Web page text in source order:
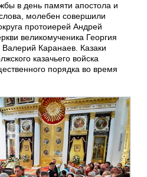
в день памяти апостола и
молебен совершили
протоиерей Андрей
великомученика Георгия
Каранаев. Казаки
казачьего войска
порядка во время